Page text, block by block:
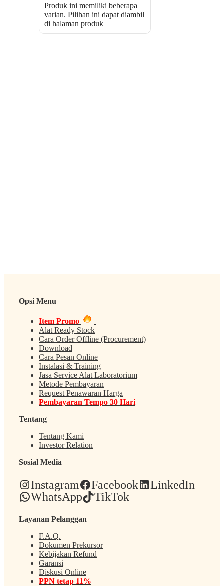
Produk ini memiliki beberapa
varian. Pilihan ini dapat diambil
di halaman produk
Opsi Menu
Item Promo
Alat Ready Stock
Cara Order Offline (Procurement)
Download
Cara Pesan Online
Instalasi & Training
Jasa Service Alat Laboratorium
Metode Pembayaran
Request Penawaran Harga
Pembayaran Tempo 30 Hari
Tentang
Tentang Kami
Investor Relation
Sosial Media
Instagram Facebook
LinkedIn
WhatsApp
TikTok
Layanan Pelanggan
F.A.Q.
Dokumen Prekursor
Kebijakan Refund
Garansi
Diskusi Online
PPN tetap 11%